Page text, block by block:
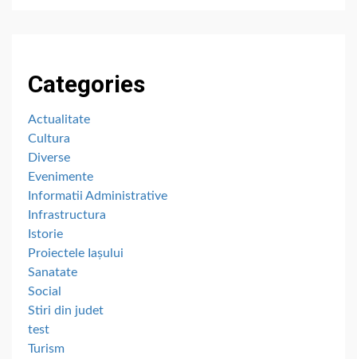
Categories
Actualitate
Cultura
Diverse
Evenimente
Informatii Administrative
Infrastructura
Istorie
Proiectele Iașului
Sanatate
Social
Stiri din judet
test
Turism